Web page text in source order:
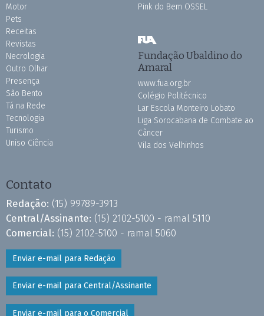
Motor
Pets
Receitas
Revistas
Necrologia
Outro Olhar
Presença
São Bento
Tá na Rede
Tecnologia
Turismo
Uniso Ciência
Pink do Bem OSSEL
Fundação Ubaldino do
Amaral
www.fua.org.br
Colégio Politécnico
Lar Escola Monteiro Lobato
Liga Sorocabana de Combate ao
Câncer
Vila dos Velhinhos
Contato
Redação: (15) 99789-3913
Central/Assinante: (15) 2102-5100 - ramal 5110
Comercial: (15) 2102-5100 - ramal 5060
Enviar e-mail para Redação
Enviar e-mail para Central/Assinante
Enviar e-mail para o Comercial